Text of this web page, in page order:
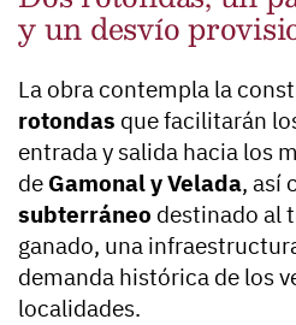
y un desvío
La obra contempla la
rotondas que facilitarán
entrada y salida hacia los
de Gamonal y Velada, así
subterráneo destinado al
ganado, una
demanda histórica de los
localidades.